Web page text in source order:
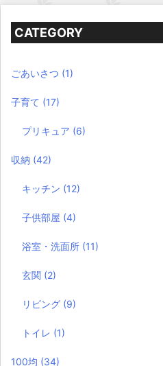
CATEGORY
ごあいさつ (1)
子育て (17)
プリキュア (6)
収納 (42)
キッチン (12)
子供部屋 (4)
浴室・洗面所 (11)
玄関 (2)
リビング (9)
トイレ (1)
100均 (34)